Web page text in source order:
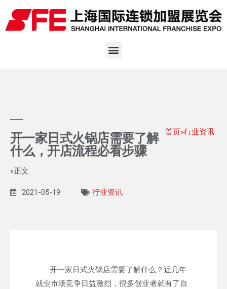
开一家日式火锅店需要了解
什么，开店流程必看步骤
首页»行业资讯
»正文
2021-05-19 行业资讯
开一家日式火锅店需要了解什么？近几年
就业市场竞争日益激烈，很多创业者就有了自